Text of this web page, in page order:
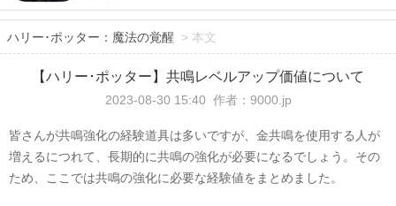
ハリー･ポッター：魔法の覚醒 > 本文
【ハリー･ポッター】共鳴レベルアップ価値について
2023-08-30 15:40 作者：9000.jp
皆さんが共鳴強化の経験道具は多いですが 、金共鳴を使用する人が
増えるにつれて、長期的に共鳴の強化が必要になるでしょう。その
ため、ここでは共鳴の強化に必要な経験値をまとめました。